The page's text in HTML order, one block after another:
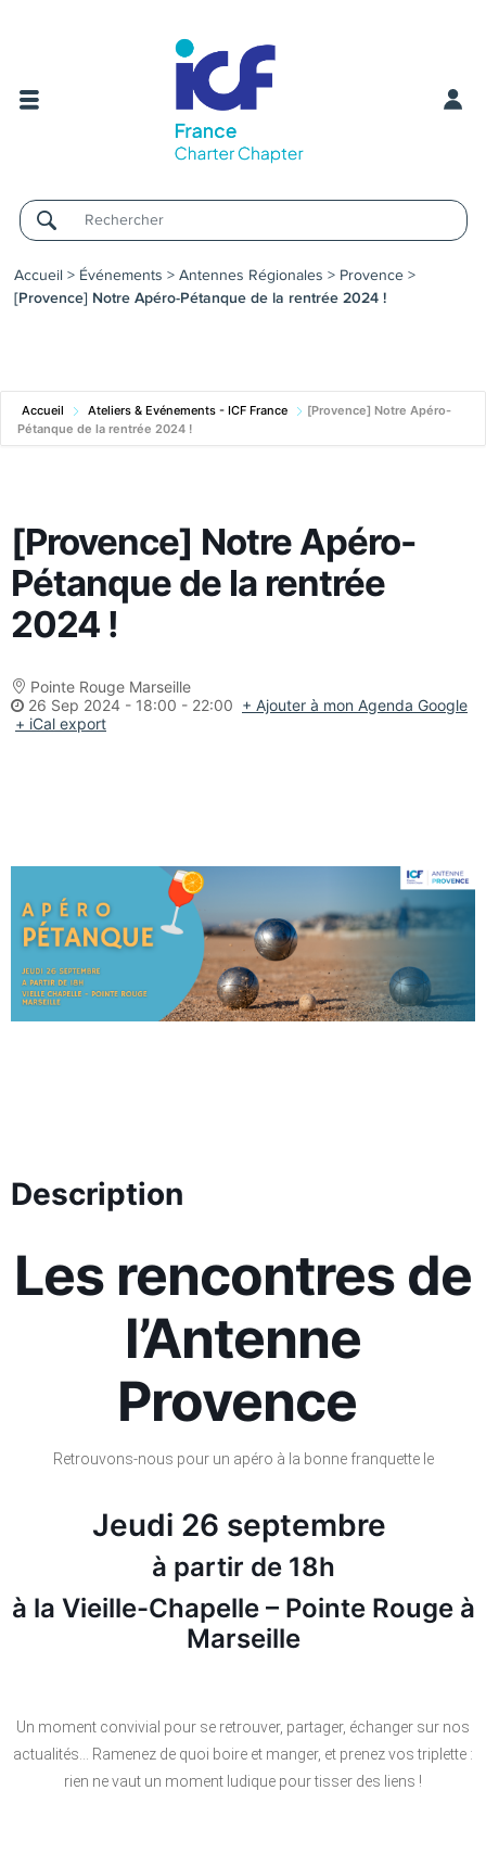
Username
Accueil > Événements > Antennes Régionales > Provence>
[Provence] Notre Apéro-Pétanque de la rentrée 2024 !
Accueil Ateliers & Evénements - ICF France
[Provence] Notre Apéro-
Pétanque de la rentrée 2024 !
[Provence] Notre Apéro-
Pétanque de la rentrée
2024 !
Pointe Rouge Marseille
26 Sep 2024 - 18:00 - 22:00 + Ajouter à mon Agenda Google
+ iCal export
Description
Les rencontres de
l’Antenne
Provence
Retrouvons-nous pour un apéro à la bonne franquette le
Jeudi 26 septembre
à partir de 18h
à la Vieille-Chapelle – Pointe Rouge à
Marseille
Un moment convivial pour se retrouver, partager, échanger sur nos
actualités… Ramenez de quoi boire et manger, et prenez vos triplette :
rien ne vaut un moment ludique pour tisser des liens !